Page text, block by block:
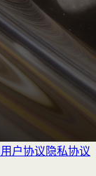
用户协议 隐私协议